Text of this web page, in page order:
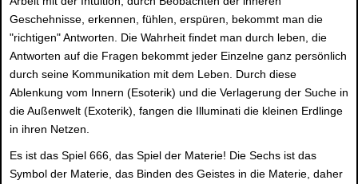
Geschehnisse, erkennen, fühlen, erspüren, bekommt man die
"richtigen" Antworten. Die Wahrheit findet man durch leben, die
Antworten auf die Fragen bekommt jeder Einzelne ganz persönlich
durch seine Kommunikation mit dem Leben. Durch diese
Ablenkung vom Innern (Esoterik) und die Verlagerung der Suche in
die Außenwelt (Exoterik), fangen die Illuminati die kleinen Erdlinge
in ihren Netzen.
Es ist das Spiel 666, das Spiel der Materie! Die Sechs ist das
Symbol der Materie, das Binden des Geistes in die Materie, daher